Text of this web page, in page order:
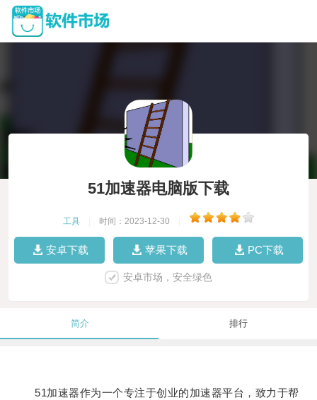
51加速器电脑版下载
工具 时间：2023-12-30
安卓下载 苹果下载 PC下载
安卓市场，安全绿色
简介 排行
51加速器作为一个专注于创业的加速器平台，致力于帮